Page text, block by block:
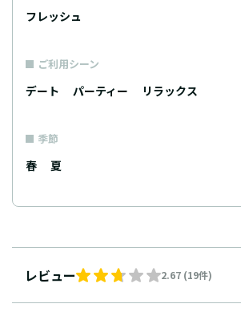
フレッシュ
ご利用シーン
デート パーティー リラックス
季節
春 夏
レビュー 2.67 (19件)